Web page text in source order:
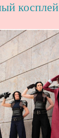
косплей